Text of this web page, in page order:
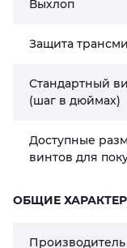
Выхлоп
Защита
Стандартный
(шаг в дюймах)
Доступные
винтов для
ОБЩИЕ
Производитель